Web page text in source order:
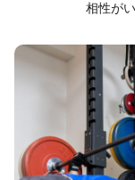
相性が